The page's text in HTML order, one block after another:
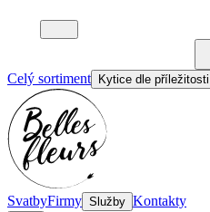
Celý sortiment Kytice dle příležitosti
SvatbyFirmy Služby Kontakty